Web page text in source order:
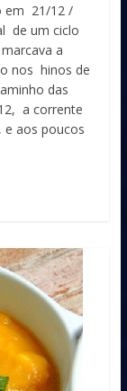
em 21/12 /
de um ciclo
a
nos hinos de
das
a corrente
e aos poucos